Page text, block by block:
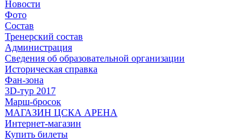
Новости
Фото
Состав
Тренерский состав
Администрация
Сведения об образовательной организации
Историческая справка
Фан-зона
3D-тур 2017
Марш-бросок
МАГАЗИН ЦСКА АРЕНА
Интернет-магазин
Купить билеты